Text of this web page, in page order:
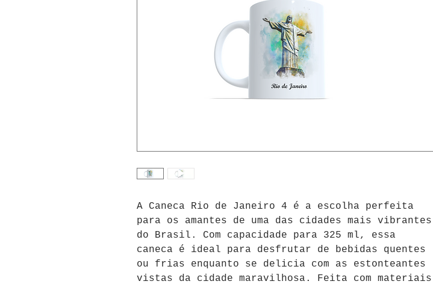
A Caneca Rio de Janeiro 4 é a escolha perfeita
para os amantes de uma das cidades mais vibrantes
do Brasil. Com capacidade para 325 ml, essa
caneca é ideal para desfrutar de bebidas quentes
ou frias enquanto se delicia com as estonteantes
vistas da cidade maravilhosa. Feita com materiais